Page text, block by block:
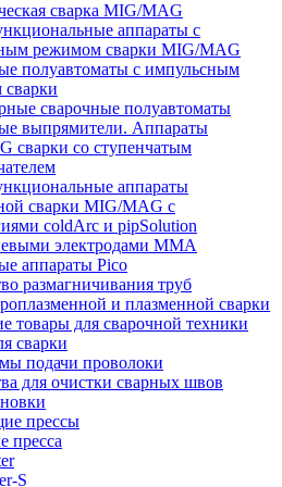
сварка MIG/MAG
аппараты с
режимом сварки MIG/MAG
полуавтоматы с импульсным
сварочные полуавтоматы
выпрямители. Аппараты
сварки со ступенчатым
аппараты
сварки MIG/MAG с
coldArc и pipSolution
электродами MMA
аппараты Pico
размагничивания труб
и плазменной сварки
товары для сварочной техники
сварки
подачи проволоки
для очистки сварных швов
прессы
пресса
S